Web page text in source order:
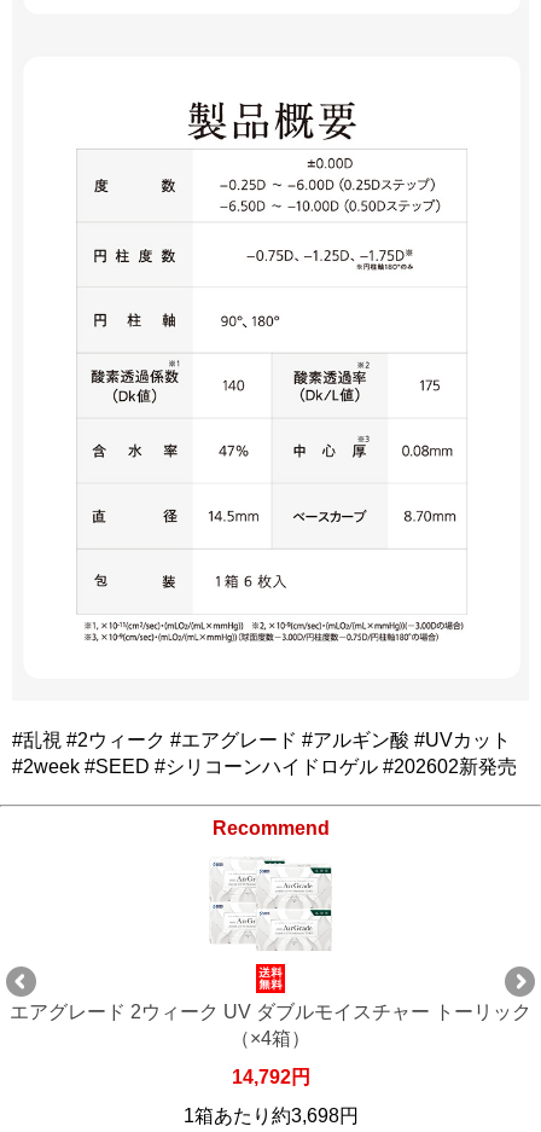
#乱視 #2ウィーク #エアグレード #アルギン酸 #UVカット
#2week #SEED #シリコーンハイドロゲル #202602新発売
Recommend
エアグレード 2ウィーク UV ダブルモイスチャー トーリック
（×4箱）
14,792円
1箱あたり約3,698円